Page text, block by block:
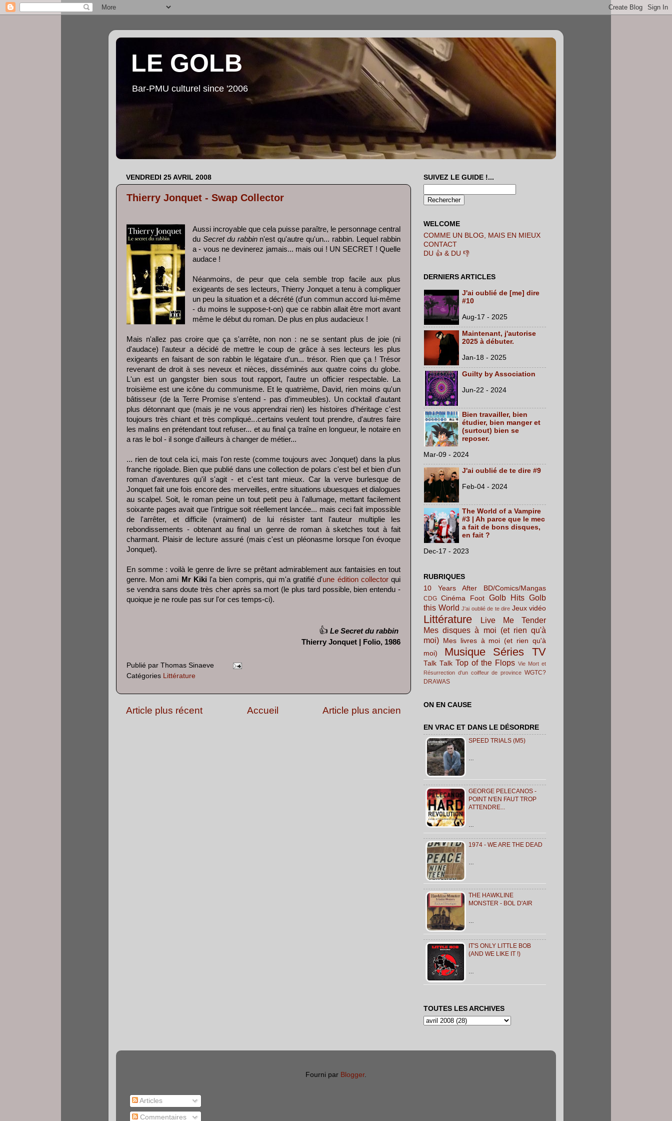
LE GOLB
Bar-PMU culturel since '2006
VENDREDI 25 AVRIL 2008
Thierry Jonquet - Swap Collector
Aussi incroyable que cela puisse paraître, le personnage central
du Secret du rabbinn'est qu'autre qu'un... rabbin. Lequel rabbin
a - vous ne devinerez jamais... mais oui ! UN SECRET ! Quelle
audace !
Néanmoins, de peur que cela semble trop facile aux plus
exigeants de ses lecteurs, Thierry Jonquet a tenu à compliquer
un peu la situation et a décrété (d'un commun accord lui-même
- du moins le suppose-t-on) que ce rabbin allait être mort avant
même le début du roman. De plus en plus audacieux !
Mais n'allez pas croire que ça s'arrête, non non : ne se sentant plus de joie (ni
d'audace) l'auteur a décidé de mettre le coup de grâce à ses lecteurs les plus
exigeants en faisant de son rabbin le légataire d'un... trésor. Rien que ça ! Trésor
revenant de droit à ses neveux et nièces, disséminés aux quatre coins du globe.
L'un est un gangster bien sous tout rapport, l'autre un officier respectable. La
troisième est une icône du communisme. Et le quatrième, David, rien moins qu'un
bâtisseur (de la Terre Promise s'entend - pas d'immeubles). Un cocktail d'autant
plus détonnant que (mais je ne vous apprendrai rien) les histoires d'héritage c'est
toujours très chiant et très compliqué...certains veulent tout prendre, d'autres faire
les malins en prétendant tout refuser... et au final ça traîne en longueur, le notaire en
a ras le bol - il songe d'ailleurs à changer de métier...
... rien de tout cela ici, mais l'on reste (comme toujours avec Jonquet) dans la plus
franche rigolade. Bien que publié dans une collection de polars c'est bel et bien d'un
roman d'aventures qu'il s'agit - et c'est tant mieux. Car la verve burlesque de
Jonquet fait une fois encore des merveilles, entre situations ubuesques et dialogues
au scalpel. Soit, le roman peine un tout petit peu à l'allumage, mettant facilement
soixante pages avait que l'intrigue soit réellement lancée... mais ceci fait impossible
de l'arrêter, et difficile (vraiment) de lui résister tant l'auteur multiplie les
rebondissements - obtenant au final un genre de roman à sketches tout à fait
charmant. Plaisir de lecture assuré (mais c'est un pléonasme lorsque l'on évoque
Jonquet).
En somme : voilà le genre de livre se prêtant admirablement aux fantaisies en tout
genre. Mon ami Mr Kiki l'a bien compris, qui m'a gratifié d'une édition collectorqui
se vendra sans doute très cher après sa mort (le plus tard possible, bien entendu -
quoique je ne roule pas sur l'or ces temps-ci).
👍 Le Secret du rabbin
Thierry Jonquet | Folio, 1986
Publié par Thomas Sinaeve
Catégories Littérature
Article plus récent Article plus ancien
Accueil
SUIVEZ LE GUIDE !...
WELCOME
COMME UN BLOG, MAIS EN MIEUX
CONTACT
DU 👍 & DU 👎
DERNIERS ARTICLES
J'ai oublié de [me] dire
#10
Aug-17 - 2025
Maintenant, j'autorise
2025 à débuter.
Jan-18 - 2025
Guilty by Association
Jun-22 - 2024
Bien travailler, bien
étudier, bien manger et
(surtout) bien se
reposer.
Mar-09 - 2024
J'ai oublié de te dire #9
Feb-04 - 2024
The World of a Vampire
#3 | Ah parce que le mec
a fait de bons disques,
en fait ?
Dec-17 - 2023
RUBRIQUES
10 Years After
BD/Comics/Mangas
CDG Cinéma Foot Golb Hits Golb
this World J'ai oublié de te dire Jeux vidéo
Littérature
Live Me Tender
Mes disques à moi (et rien qu'à
moi) Mes livres à moi (et rien qu'à
moi)
Musique Séries TV
Talk Talk Top of the Flops Vie Mort et
Résurrection d'un coiffeur de province WGTC?
DRAWAS
ON EN CAUSE
EN VRAC ET DANS LE DÉSORDRE
SPEED TRIALS (M5)
GEORGE PELECANOS -
POINT N'EN FAUT TROP
ATTENDRE...
1974 - WE ARE THE DEAD
THE HAWKLINE
MONSTER - BOL D'AIR
IT'S ONLY LITTLE BOB
(AND WE LIKE IT !)
TOUTES LES ARCHIVES
Fourni par Blogger.
Articles
Commentaires